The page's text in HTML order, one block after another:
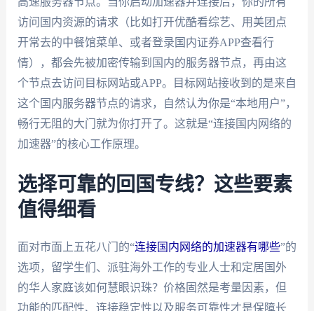
访问国内资源的请求（比如打开优酷看综艺、用美团点
开常去的中餐馆菜单、或者登录国内证券APP查看行
情），都会先被加密传输到国内的服务器节点，再由这
个节点去访问目标网站或APP。目标网站接收到的是来自
这个国内服务器节点的请求，自然认为你是“本地用户”，
畅行无阻的大门就为你打开了。这就是“连接国内网络的
加速器”的核心工作原理。
选择可靠的回国专线？这些要素
值得细看
面对市面上五花八门的“连接国内网络的加速器有哪些”的
选项，留学生们、派驻海外工作的专业人士和定居国外
的华人家庭该如何慧眼识珠？价格固然是考量因素，但
功能的匹配性、连接稳定性以及服务可靠性才是保障长